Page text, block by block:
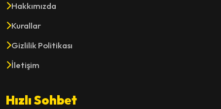
Hakkımızda
Kurallar
Gizlilik Politikası
İletişim
Hızlı Sohbet